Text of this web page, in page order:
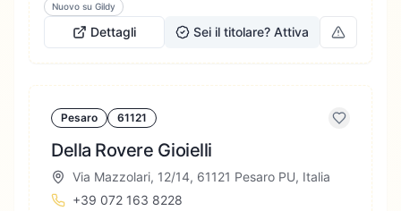
Nuovo su Gildy
Dettagli Sei il titolare? Attiva
Pesaro 61121
Della Rovere Gioielli
Via Mazzolari, 12/14, 61121 Pesaro PU, Italia
+39 072 163 8228